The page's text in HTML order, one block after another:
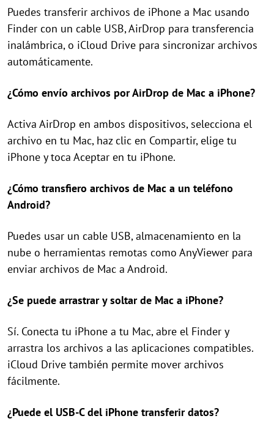
Puedes transferir archivos de iPhone a Mac usando
Finder con un cable USB, AirDrop para transferencia
inalámbrica, o iCloud Drive para sincronizar archivos
automáticamente.
¿Cómo envío archivos por AirDrop de Mac a iPhone?
Activa AirDrop en ambos dispositivos, selecciona el
archivo en tu Mac, haz clic en Compartir, elige tu
iPhone y toca Aceptar en tu iPhone.
¿Cómo transfiero archivos de Mac a un teléfono
Android?
Puedes usar un cable USB, almacenamiento en la
nube o herramientas remotas como AnyViewer para
enviar archivos de Mac a Android.
¿Se puede arrastrar y soltar de Mac a iPhone?
Sí. Conecta tu iPhone a tu Mac, abre el Finder y
arrastra los archivos a las aplicaciones compatibles.
iCloud Drive también permite mover archivos
fácilmente.
¿Puede el USB-C del iPhone transferir datos?